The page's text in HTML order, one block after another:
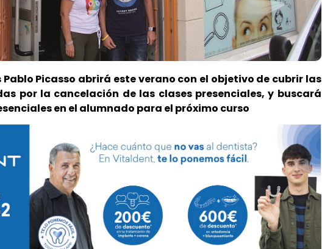
Pablo Picasso abrirá este verano con el objetivo de cubrir las
por la cancelación de las clases presenciales, y buscará
en el alumnado para el próximo curso